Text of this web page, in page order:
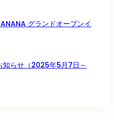
グランドオープンイ
知らせ（2025年5月7日～